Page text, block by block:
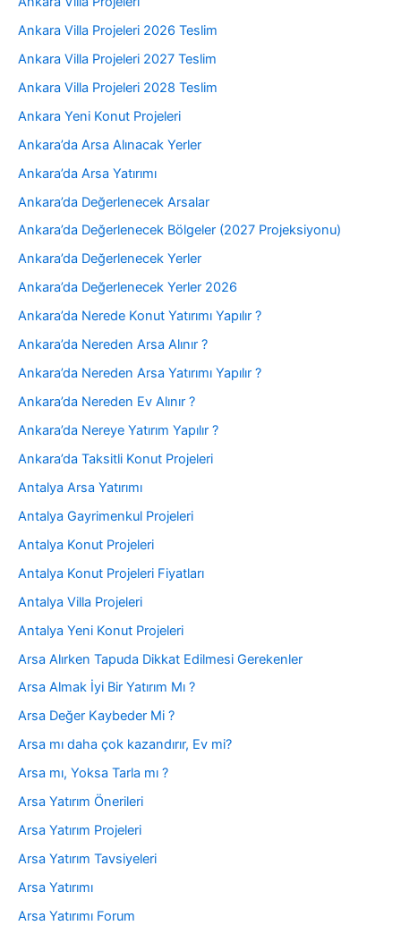
Ankara Villa Projeleri 2026 Teslim
Ankara Villa Projeleri 2027 Teslim
Ankara Villa Projeleri 2028 Teslim
Ankara Yeni Konut Projeleri
Ankara’da Arsa Alınacak Yerler
Ankara’da Arsa Yatırımı
Ankara’da Değerlenecek Arsalar
Ankara’da Değerlenecek Bölgeler (2027 Projeksiyonu)
Ankara’da Değerlenecek Yerler
Ankara’da Değerlenecek Yerler 2026
Ankara’da Nerede Konut Yatırımı Yapılır ?
Ankara’da Nereden Arsa Alınır ?
Ankara’da Nereden Arsa Yatırımı Yapılır ?
Ankara’da Nereden Ev Alınır ?
Ankara’da Nereye Yatırım Yapılır ?
Ankara’da Taksitli Konut Projeleri
Antalya Arsa Yatırımı
Antalya Gayrimenkul Projeleri
Antalya Konut Projeleri
Antalya Konut Projeleri Fiyatları
Antalya Villa Projeleri
Antalya Yeni Konut Projeleri
Arsa Alırken Tapuda Dikkat Edilmesi Gerekenler
Arsa Almak İyi Bir Yatırım Mı ?
Arsa Değer Kaybeder Mi ?
Arsa mı daha çok kazandırır, Ev mi?
Arsa mı, Yoksa Tarla mı ?
Arsa Yatırım Önerileri
Arsa Yatırım Projeleri
Arsa Yatırım Tavsiyeleri
Arsa Yatırımı
Arsa Yatırımı Forum